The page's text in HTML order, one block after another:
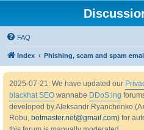
FAQ
Index Phishing, scam and spam
2025-07-21: We have updated our
blackhat SEO wannabe DDoS:ing
developed by Aleksandr Ryanchenko
Robu, botmaster.net@gmail.com) for